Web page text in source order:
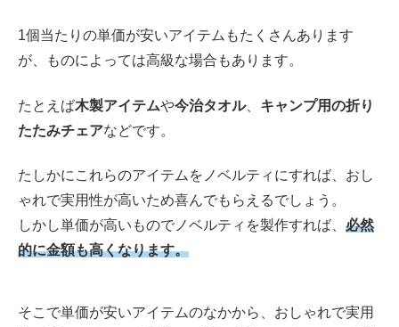
1個当たりの単価が安いアイテムもたくさんあります
が、ものによっては高級な場合もあります。
たとえば木製アイテムや今治タオル、 キャンプ用の折り
たたみチェアなどです。
たしかにこれらのアイテムをノベルティにすれば、おし
ゃれで実用性が高いため喜んでもらえるでしょう。
しかし単価が高いものでノベルティを製作すれば、 必然
的に金額も高くなります。
そこで単価が安いアイテムのなかから、おしゃれで実用